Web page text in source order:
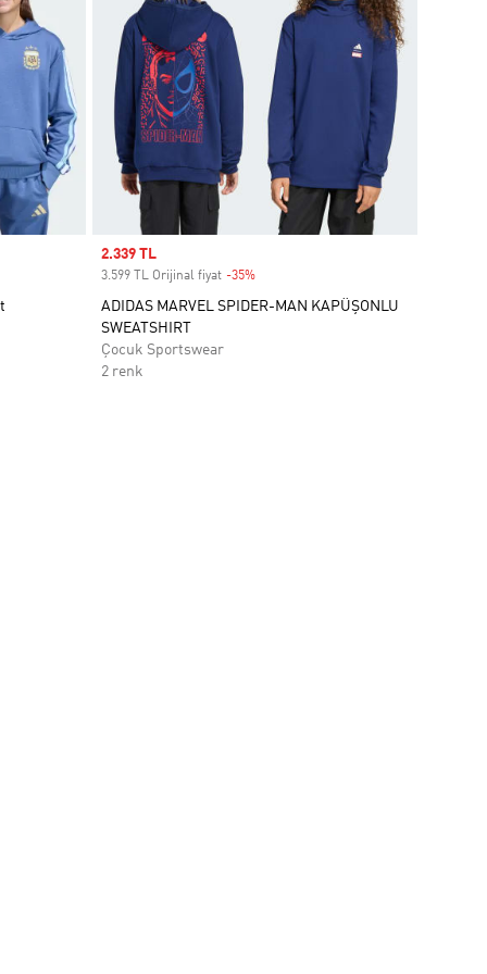
Sale price
2.339 TL
3.599 TL Orijinal fiyat -35%Discount
ADIDAS MARVEL SPIDER-MAN KAPÜŞONLU
SWEATSHIRT
Çocuk Sportswear
2 renk